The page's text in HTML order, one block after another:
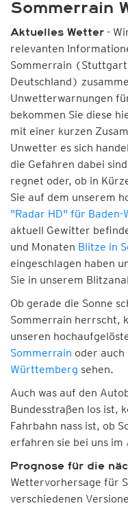
Sommerrain
Aktuelles Wetter -
relevanten
Sommerrain
Deutschland)
Unwetterwarnungen
bekommen Sie diese
mit einer kurzen
Unwetter es sich
die Gefahren dabei
regnet oder, ob in
Sie auf dem unserem
"Radar HD" für
aktuell Gewitter
und Monaten Blitze in
eingeschlagen haben
Sie in unserem
Ob gerade die Sonne
Sommerrain herrscht,
unseren
Sommerrain oder auch
Württemberg sehen.
Auch was auf den
Bundesstraßen los ist,
Fahrbahn nass ist, ob
erfahren sie bei uns im
Prognose für die
Wettervorhersage für
verschiedenen